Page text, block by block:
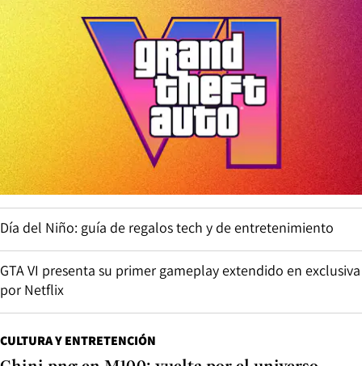
Día del Niño: guía de regalos tech y de entretenimiento
GTA VI presenta su primer gameplay extendido en exclusiva
por Netflix
CULTURA Y ENTRETENCIÓN